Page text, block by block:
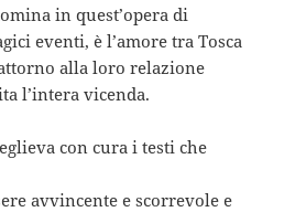
in quest’opera di
eventi, è l’amore tra Tosca
alla loro relazione
l’intera vicenda.
con cura i testi che
avvincente e scorrevole e